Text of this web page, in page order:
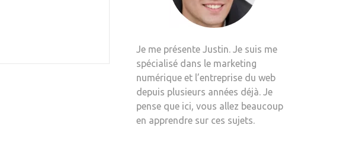
Je me présente Justin. Je suis me
spécialisé dans le marketing
numérique et l’entreprise du web
depuis plusieurs années déjà. Je
pense que ici, vous allez beaucoup
en apprendre sur ces sujets.